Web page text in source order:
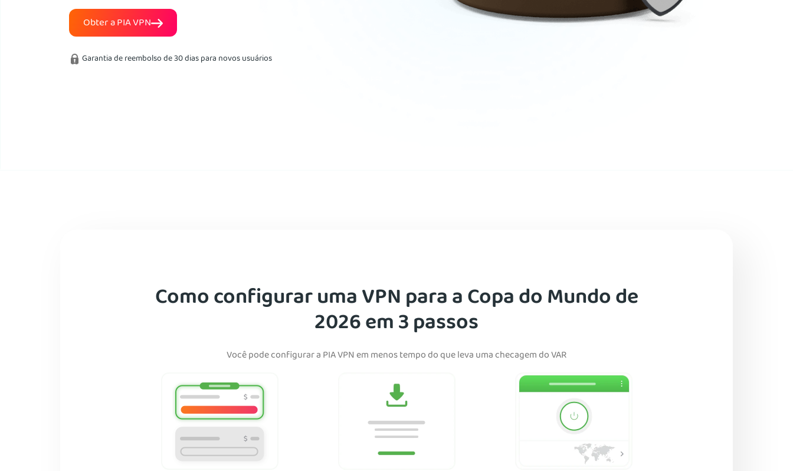
Obter a PIA VPN
Garantia de reembolso de 30 dias para novos usuários
Como configurar uma VPN para a Copa do Mundo de
2026 em 3 passos
Você pode configurar a PIA VPN em menos tempo do que leva uma checagem do VAR